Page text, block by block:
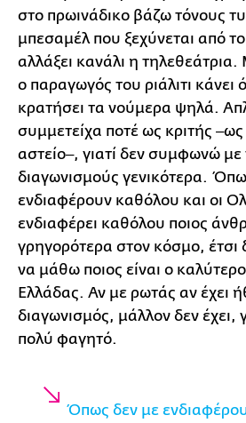
στο πρωινάδικο βάζω τόνους
μπεσαμέλ που ξεχύνεται από
αλλάξει κανάλι η τηλεθεάτρια.
ο παραγωγός του ριάλιτι κάνει
κρατήσει τα νούμερα ψηλά.
συμμετείχα ποτέ ως κριτής ‒ως
αστείο‒, γιατί δεν συμφωνώ με
διαγωνισμούς γενικότερα.
ενδιαφέρουν καθόλου και οι
ενδιαφέρει καθόλου ποιος
γρηγορότερα στον κόσμο, έτσι
να μάθω ποιος είναι ο
Ελλάδας. Αν με ρωτάς αν έχει
διαγωνισμός, μάλλον δεν έχει,
πολύ φαγητό.
Όπως δεν με